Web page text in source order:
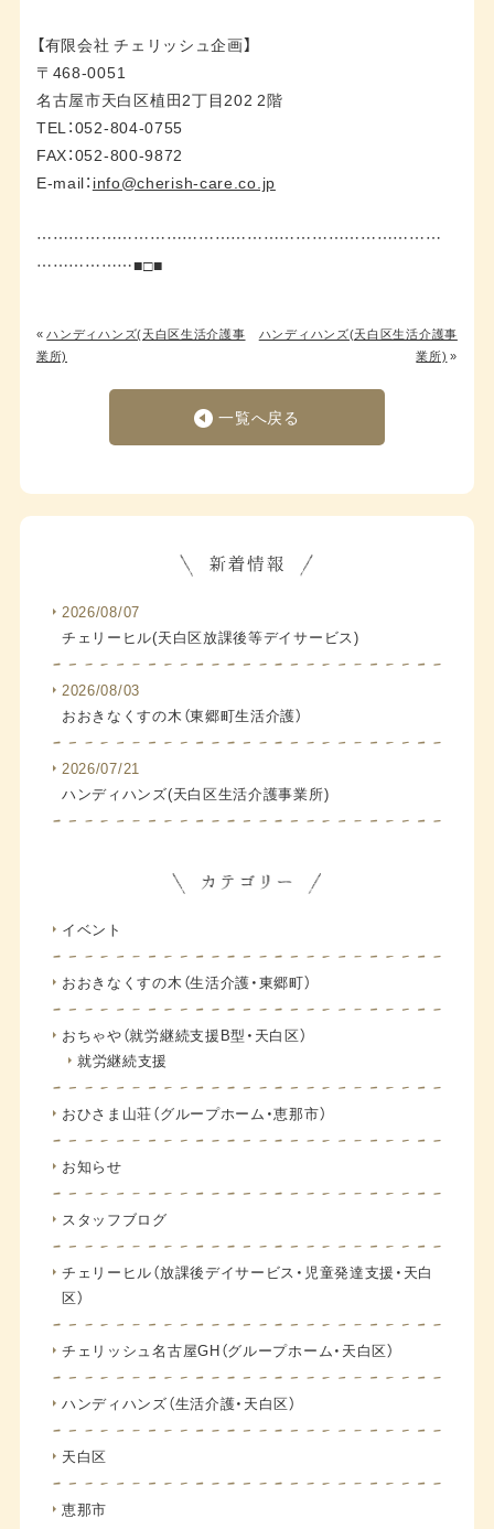
【有限会社 チェリッシュ企画】
〒468-0051
名古屋市天白区植田2丁目202 2階
TEL：052-804-0755
FAX：052-800-9872
E-mail： info@cherish-care.co.jp
…………………………………………………………………
………………■□■
«ハンディハンズ(天白区生活介護事
業所)
ハンディハンズ(天白区生活介護事
業所) »
一覧へ戻る
2026/08/07
チェリーヒル(天白区放課後等デイサービス)
2026/08/03
おおきなくすの木（東郷町生活介護）
2026/07/21
ハンディハンズ(天白区生活介護事業所)
イベント
おおきなくすの木（生活介護・東郷町）
おちゃや（就労継続支援B型・天白区）
就労継続支援
おひさま山荘（グループホーム・恵那市）
お知らせ
スタッフブログ
チェリーヒル（放課後デイサービス・児童発達支援・天白
区）
チェリッシュ名古屋GH（グループホーム・天白区）
ハンディハンズ（生活介護・天白区）
天白区
恵那市